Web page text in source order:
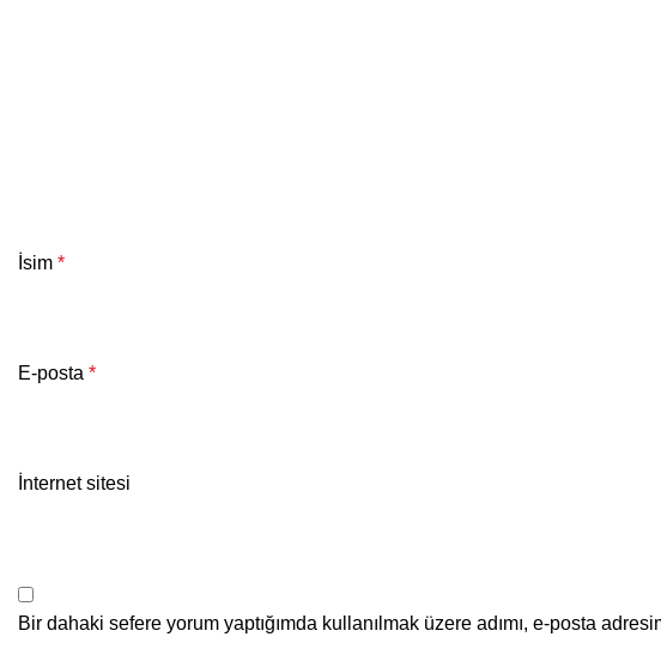
İsim *
E-posta *
İnternet sitesi
Bir dahaki sefere yorum yaptığımda kullanılmak üzere adımı, e-posta